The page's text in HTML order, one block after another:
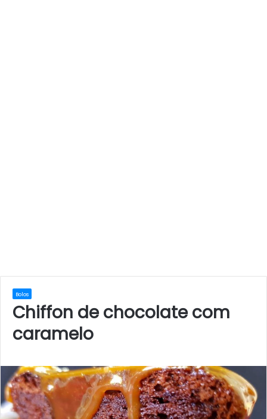
Bolos
Chiffon de chocolate com
caramelo